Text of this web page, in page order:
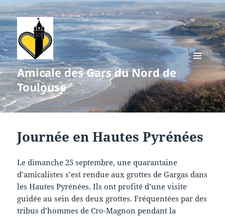
Amicale des Gars du Nord de
Toulouse
MENU
WIDGETS
Journée en Hautes Pyrénées
Le dimanche 25 septembre, une quarantaine
d’amicalistes s’est rendue aux grottes de Gargas dans
les Hautes Pyrénées. Ils ont profité d’une visite
guidée au sein des deux grottes. Fréquentées par des
tribus d’hommes de Cro-Magnon pendant la